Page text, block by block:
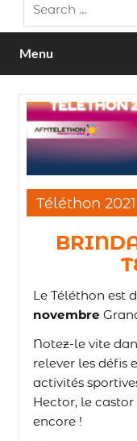
Menu
Téléthon 2021
Le Téléthon est
novembre
Notez-le vite
relever les défis
activités
Hector, le
encore !